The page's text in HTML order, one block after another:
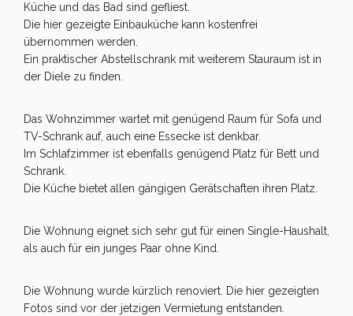
Küche und das Bad sind gefliest.
Die hier gezeigte Einbauküche kann kostenfrei
übernommen werden.
Ein praktischer Abstellschrank mit weiterem Stauraum ist in
der Diele zu finden.
Das Wohnzimmer wartet mit genügend Raum für Sofa und
TV-Schrank auf, auch eine Essecke ist denkbar.
Im Schlafzimmer ist ebenfalls genügend Platz für Bett und
Schrank.
Die Küche bietet allen gängigen Gerätschaften ihren Platz.
Die Wohnung eignet sich sehr gut für einen Single-Haushalt,
als auch für ein junges Paar ohne Kind.
Die Wohnung wurde kürzlich renoviert. Die hier gezeigten
Fotos sind vor der jetzigen Vermietung entstanden.